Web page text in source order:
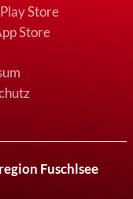
Store
Store
Fuschlsee